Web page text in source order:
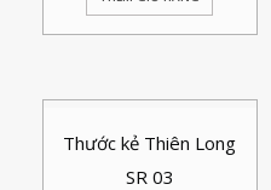
Thước kẻ Thiên Long
SR 03